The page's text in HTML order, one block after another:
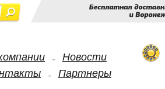
-
Новости
- Партнеры